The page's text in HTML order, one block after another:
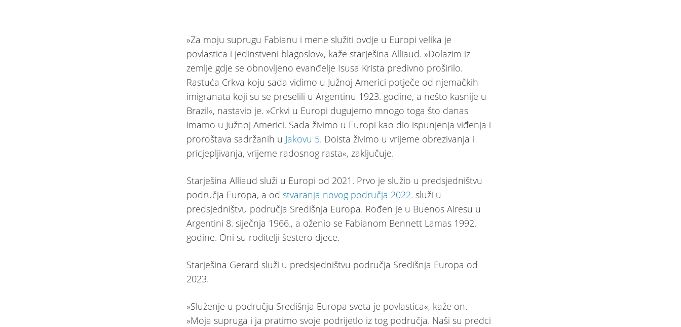
»Za moju suprugu Fabianu i mene služiti ovdje u Europi velika je
povlastica i jedinstveni blagoslov«, kaže starješina Alliaud. »Dolazim iz
zemlje gdje se obnovljeno evanđelje Isusa Krista predivno proširilo.
Rastuća Crkva koju sada vidimo u Južnoj Americi potječe od njemačkih
imigranata koji su se preselili u Argentinu 1923. godine, a nešto kasnije u
Brazil«, nastavio je. »Crkvi u Europi dugujemo mnogo toga što danas
imamo u Južnoj Americi. Sada živimo u Europi kao dio ispunjenja viđenja i
proroštava sadržanih u Jakovu 5. Doista živimo u vrijeme obrezivanja i
pricjepljivanja, vrijeme radosnog rasta«, zaključuje.
Starješina Alliaud služi u Europi od 2021. Prvo je služio u predsjedništvu
područja Europa, a odstvaranja novog područja 2022. služi u
predsjedništvu područja Središnja Europa. Rođen je u Buenos Airesu u
Argentini 8. siječnja 1966., a oženio se Fabianom Bennett Lamas 1992.
godine. Oni su roditelji šestero djece.
Starješina Gerard služi u predsjedništvu područja Središnja Europa od
2023.
»Služenje u području Središnja Europa sveta je povlastica«, kaže on.
»Moja supruga i ja pratimo svoje podrijetlo iz tog područja. Naši su predci